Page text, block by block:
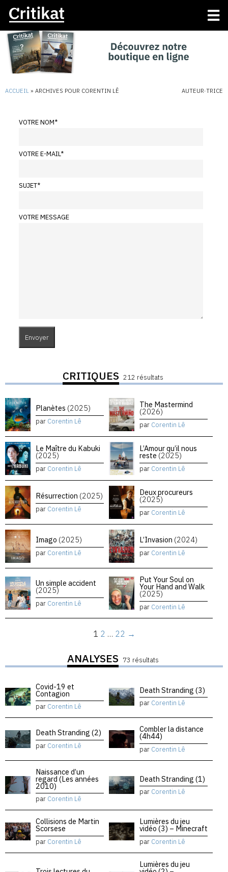
ACCUEIL » ARCHIVES POUR CORENTIN LÊ AUTEUR·TRICE
VOTRE NOM*
VOTRE E-MAIL*
SUJET*
VOTRE MESSAGE
CRITIQUES 212 résultats
Planètes (2025)
par Corentin Lê
The Mastermind
(2026)
par Corentin Lê
Le Maître du Kabuki
(2025)
par Corentin Lê
L’Amour qu’il nous
reste (2025)
par Corentin Lê
Résurrection (2025)
par Corentin Lê
Deux procureurs
(2025)
par Corentin Lê
Imago (2025)
par Corentin Lê
L’Invasion (2024)
par Corentin Lê
Un simple accident
(2025)
par Corentin Lê
Put Your Soul on
Your Hand and Walk
(2025)
par Corentin Lê
1 2 … 22 →
ANALYSES 73 résultats
Covid-19 et
Contagion
par Corentin Lê
Death Stranding (3)
par Corentin Lê
Death Stranding (2)
par Corentin Lê
Combler la distance
(4h44)
par Corentin Lê
Naissance d’un
regard (Les années
2010)
par Corentin Lê
Death Stranding (1)
par Corentin Lê
Collisions de Martin
Scorsese
par Corentin Lê
Lumières du jeu
vidéo (3) – Minecraft
par Corentin Lê
Lumières du jeu